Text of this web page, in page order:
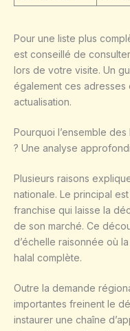
Pour une liste plus
est conseillé de
lors de votre visite. Un
également ces adresses
actualisation.
Pourquoi l’ensemble
? Une analyse
Plusieurs raisons
nationale. Le principal
franchise qui laisse la
de son marché. Ce
d’échelle raisonnée où
halal complète.
Outre la demande
importantes freinent le
instaurer une chaîne